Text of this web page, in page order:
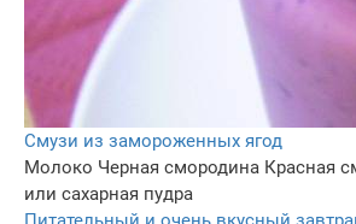
Смузи из замороженных ягод
Молоко Черная смородина Красная
или сахарная пудра